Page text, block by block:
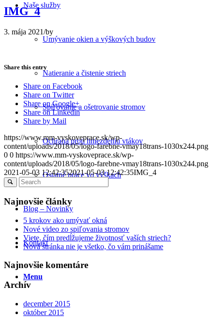
Naše služby
Umývanie okien a výškových budov
Natieranie a čistenie striech
Spiľovanie a ošetrovanie stromov
Ochrana proti hniezdeniu vtákov
Ostatné práce vo výškach
Blog – Novinky
Kontakt
Menu
IMG_4
3. mája 2021/by
Share this entry
Share on Facebook
Share on Twitter
Share on Google+
Share on Linkedin
Share by Mail
https://www.mm-vyskoveprace.sk/wp-
content/uploads/2018/05/logo-farebne-vmay18trans-1030x244.png
0 0 https://www.mm-vyskoveprace.sk/wp-
content/uploads/2018/05/logo-farebne-vmay18trans-1030x244.png
2021-05-03 12:42:352021-05-03 12:42:35IMG_4
Najnovšie články
5 krokov ako umývať okná
Nové video zo spiľovania stromov
Viete, čím predĺžujeme životnosť vaších striech?
Nová stránka nie je všetko, čo vám prinášame
Najnovšie komentáre
Archív
december 2015
október 2015